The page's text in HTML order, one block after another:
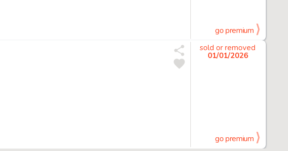
go premium
sold or removed
01/01/2026
go premium